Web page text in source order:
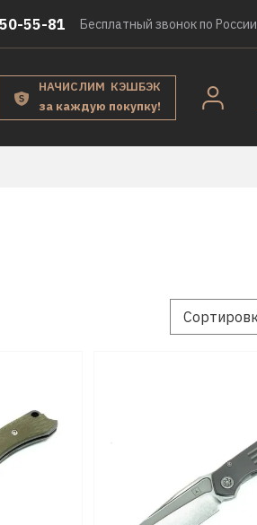
55-81 Бесплатный звонок по России
НАЧИСЛИМ КЭШБЭК
за каждую покупку!